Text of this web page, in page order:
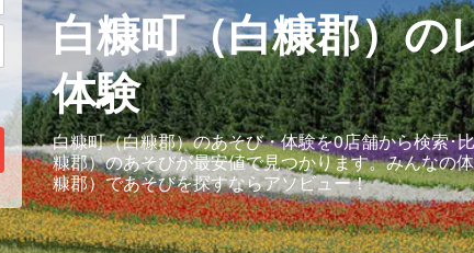
白糠町（白糠郡）の
体験
白糠町（白糠郡）のあそび・体験を0店舗から検索･
糠郡）のあそびが最安値で見つかります。みんなの
糠郡）であそびを探すならアソビュー！